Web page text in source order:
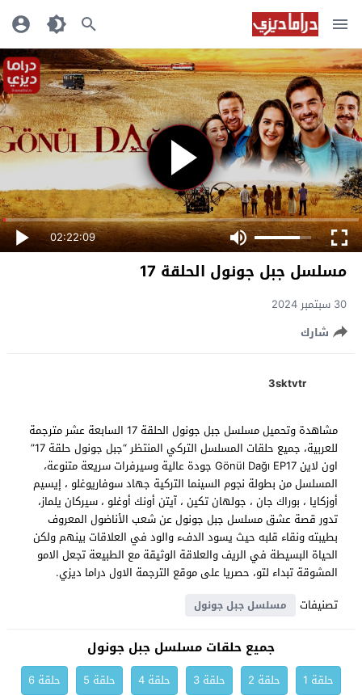
02:22:09
مسلسل جبل جونول الحلقة 17
30 سبتمبر 2024
شارك
3sktvtr
مشاهدة وتحميل مسلسل جبل جونول الحلقة 17 السابعة عشر مترجمة
للعربية، جميع حلقات المسلسل التركي المنتظر “جبل جونول حلقة 17”
اون لاين Gönül Dağı EP17 جودة عالية وسيرفرات سريعة متنوعة،
المسلسل من بطولة نجوم السينما التركية جهاد سوفاريوغلو ، إيسيم
أوزكايا ، بوراك جان ، جولهان تكين ، آيتن أونك أوغلو ، سيركان يلماز،
تدور قصة عشق مسلسل جبل جونول عن شعب الأناضول المعروف
بطيبته ونقاء قلبه حيث يسود الدفء والود في العلاقات بينهم ولكن
الحياة البسيطة في الريف والعلاقة الوثيقة مع الطبيعة تجعل الامو
المشوقة تبداء لتو، حصريا على موقع الترجمة الاول دراما ديزي.
تصنيفات
مسلسل جبل جونول
جميع حلقات مسلسل جبل جونول
حلقة 1 حلقة 2 حلقة 3 حلقة 4 حلقة 5
حلقة 6